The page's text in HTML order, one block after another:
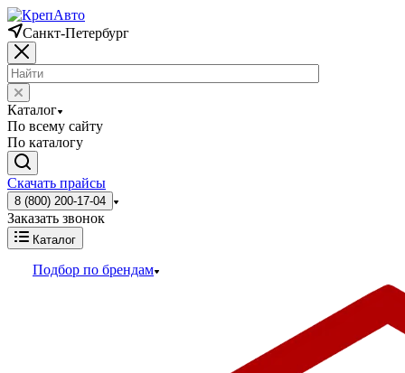
Санкт-Петербург
Каталог
По всему сайту
По каталогу
Скачать прайсы
8 (800) 200-17-04
Заказать звонок
Каталог
Подбор по брендам